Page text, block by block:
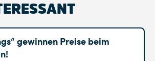
gewinnen Preise beim